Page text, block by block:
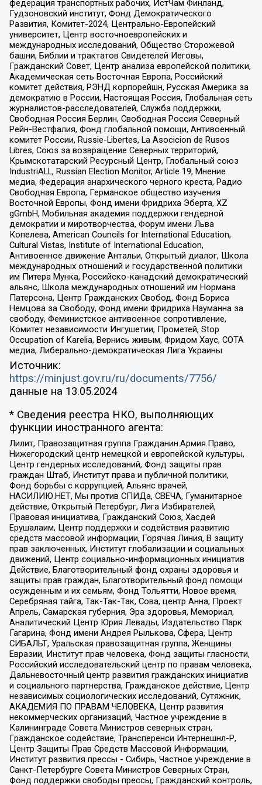
федерация транспортных рабочих, ИстЧам Финланд,
Гудзоновский институт, Фонд Демократического
Развития, Комитет-2024, Центрально-Европейский
университет, Центр восточноевропейских и
международных исследований, Общество Сторожевой
башни, Библии и трактатов Свидетелей Иеговы,
Гражданский Совет, Центр анализа европейской политики,
Академическая сеть Восточная Европа, Российский
комитет действия, РЭНД корпорейшн, Русская Америка за
демократию в России, Настоящая Россия, Глобальная сеть
журналистов-расследователей, Служба поддержки,
Свободная Россия Берлин, Свободная Россия Северный
Рейн-Вестфалия, Фонд глобальной помощи, Антивоенный
комитет России, Russie-Libertes, La Asocicion de Rusos
Libres, Союз за возвращение Северных территорий,
Крымскотатарский Ресурсный Центр, Глобальный союз
IndustriALL, Russian Election Monitor, Article 19, Мнение
медиа, Федерация анархического черного креста, Радио
Свободная Европа, Германское общество изучения
Восточной Европы, Фонд имени Фридриха Эберта, XZ
gGmbH, Мобильная академия поддержки гендерной
демократии и миротворчества, Форум имени Льва
Копелева, American Councils for International Education,
Cultural Vistas, Institute of International Education,
Антивоенное движение Антальи, Открытый диалог, Школа
международных отношений и государственной политики
им Питера Мунка, Российско-канадский демократический
альянс, Школа международных отношений им Нормана
Патерсона, Центр Гражданских Свобод, Фонд Бориса
Немцова за Свободу, Фонд имени Фридриха Науманна за
свободу, Феминистское антивоенное сопротивление,
Комитет независимости Ингушетии, Прометей, Stop
Occupation of Karelia, Вернись живым, Фридом Хаус, СОТА
медиа, Либерально-демократическая Лига Украины
Источник:
https://minjust.gov.ru/ru/documents/7756/
данные на 13.05.2024
* Сведения реестра НКО, выполняющих
функции иностранного агента:
Лилит, Правозащитная группа Гражданин.Армия.Право,
Нижегородский центр немецкой и европейской культуры,
Центр гендерных исследований, Фонд защиты прав
граждан Штаб, Институт права и публичной политики,
Фонд борьбы с коррупцией, Альянс врачей,
НАСИЛИЮ.НЕТ, Мы против СПИДа, СВЕЧА, Гуманитарное
действие, Открытый Петербург, Лига Избирателей,
Правовая инициатива, Гражданский Союз, Хасдей
Ерушалаим, Центр поддержки и содействия развитию
средств массовой информации, Горячая Линия, В защиту
прав заключенных, Институт глобализации и социальных
движений, Центр социально-информационных инициатив
Действие, Благотворительный фонд охраны здоровья и
защиты прав граждан, Благотворительный фонд помощи
осужденным и их семьям, Фонд Тольятти, Новое время,
Серебряная тайга, Так-Так-Так, Сова, центр Анна, Проект
Апрель, Самарская губерния, Эра здоровья, Мемориал,
Аналитический Центр Юрия Левады, Издательство Парк
Гагарина, Фонд имени Андрея Рылькова, Сфера, Центр
СИБАЛЬТ, Уральская правозащитная группа, Женщины
Евразии, Институт прав человека, Фонд защиты гласности,
Российский исследовательский центр по правам человека,
Дальневосточный центр развития гражданских инициатив
и социального партнерства, Гражданское действие, Центр
независимых социологических исследований, Сутяжник,
АКАДЕМИЯ ПО ПРАВАМ ЧЕЛОВЕКА, Центр развития
некоммерческих организаций, Частное учреждение в
Калининграде Совета Министров северных стран,
Гражданское содействие, Трансперенси Интернешнл-Р,
Центр Защиты Прав Средств Массовой Информации,
Институт развития прессы - Сибирь, Частное учреждение в
Санкт-Петербурге Совета Министров Северных Стран,
Фонд поддержки свободы прессы, Гражданский контроль,